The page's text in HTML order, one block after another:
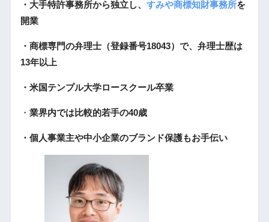
・大手特許事務所から独立し、 すみや商標知財事務所を
開業
・商標専門の弁理士（登録番号18043）で、弁理士歴は
13年以上
・米国テンプル大学ロースクール卒業
・ 業界内では比較的若手の40歳
・個人事業主や中小企業のブランド保護もお手伝い